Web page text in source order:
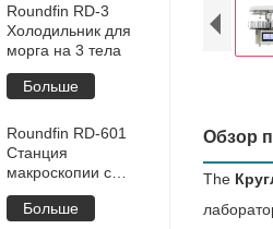
Обзор
The
Roundfin RD-3
Холодильник для
морга на 3 тела
Больше
Roundfin RD-601
Станция
макроскопии с
тележкой для
вскрытия
Больше